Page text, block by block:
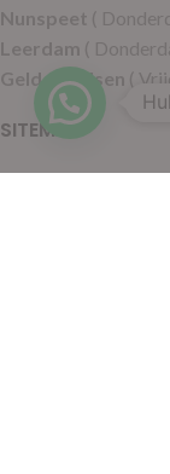
Nunspeet (
Leerdam (
Geldermalsen (
SITEMAP